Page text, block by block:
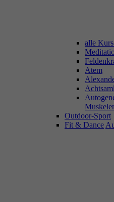
alle
Atem
Outdoor-Sport
Fit & Dance